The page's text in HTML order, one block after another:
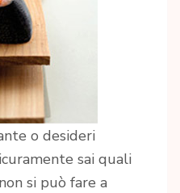
o desideri
sai quali
si può fare a